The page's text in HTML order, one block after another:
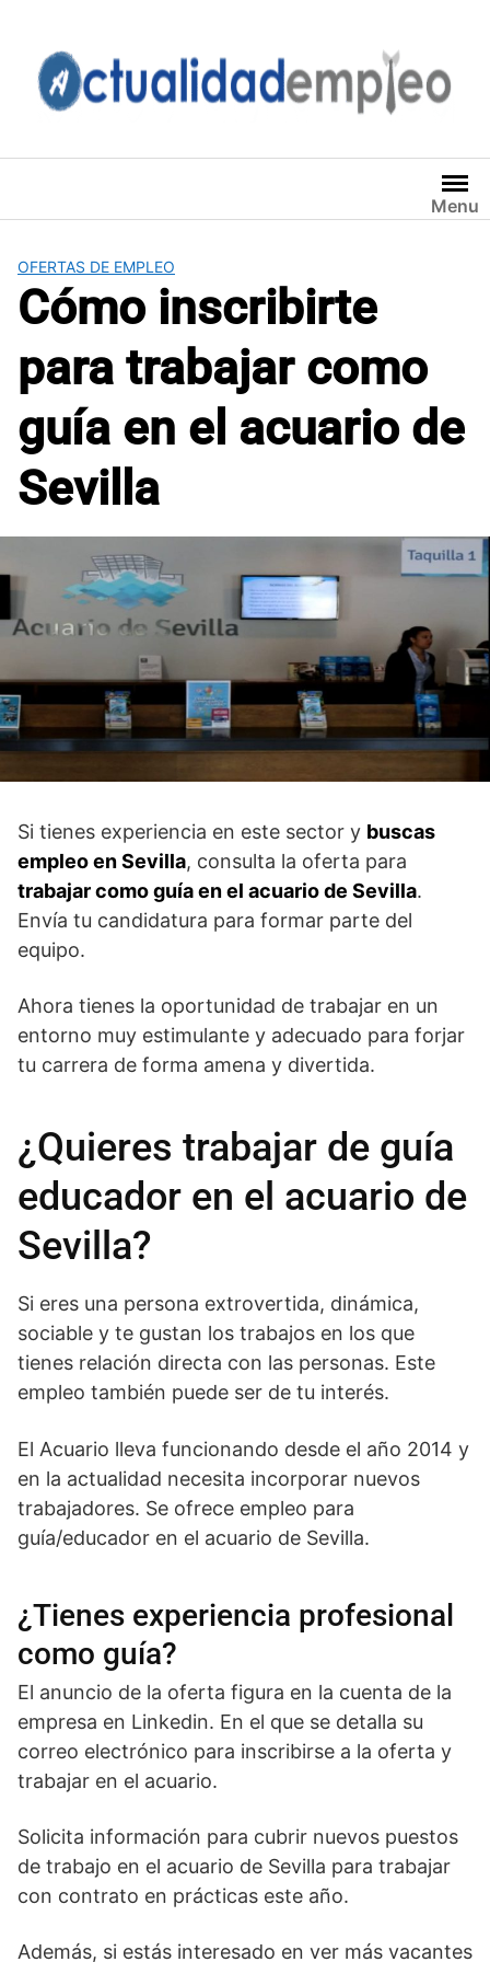
contenido
Menu
OFERTAS DE EMPLEO
Cómo inscribirte
para trabajar como
guía en el acuario de
Sevilla
Si tienes experiencia en este sector y buscas
empleo en Sevilla, consulta la oferta para
trabajar como guía en el acuario de Sevilla.
Envía tu candidatura para formar parte del
equipo.
Ahora tienes la oportunidad de trabajar en un
entorno muy estimulante y adecuado para forjar
tu carrera de forma amena y divertida.
¿Quieres trabajar de guía
educador en el acuario de
Sevilla?
Si eres una persona extrovertida, dinámica,
sociable y te gustan los trabajos en los que
tienes relación directa con las personas. Este
empleo también puede ser de tu interés.
El Acuario lleva funcionando desde el año 2014 y
en la actualidad necesita incorporar nuevos
trabajadores. Se ofrece empleo para
guía/educador en el acuario de Sevilla.
¿Tienes experiencia profesional
como guía?
El anuncio de la oferta figura en la cuenta de la
empresa en Linkedin. En el que se detalla su
correo electrónico para inscribirse a la oferta y
trabajar en el acuario.
Solicita información para cubrir nuevos puestos
de trabajo en el acuario de Sevilla para trabajar
con contrato en prácticas este año.
Además, si estás interesado en ver más vacantes